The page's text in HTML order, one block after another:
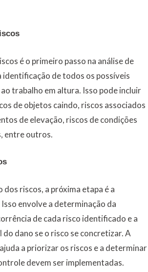
é o primeiro passo na análise de
identificação de todos os possíveis
trabalho em altura. Isso pode incluir
de objetos caindo, riscos associados
de elevação, riscos de condições
entre outros.
riscos, a próxima etapa é a
envolve a determinação da
de cada risco identificado e a
dano se o risco se concretizar. A
a priorizar os riscos e a determinar
devem ser implementadas.